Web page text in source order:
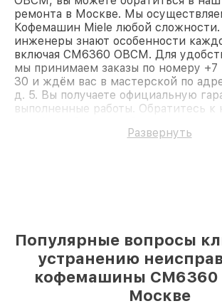
ремонта в Москве. Мы
Кофемашин Miele любой
инженеры знают особенности
включая CM6360 OBCM. Для
мы принимаем заказы по номеру
30 и ждём вас в мастерской по
д. 5. Вы получаете официальную
выполненные работы. Обратитесь
Развернуть
Популярные вопросы
устранению
кофемашины CM6360
Москве